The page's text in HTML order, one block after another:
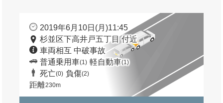
2019年6月10日(月)11:45
杉並区下高井戸五丁目 付近
車両相互 中破事故
普通乗用車(1) 軽自動車(1)
死亡(0) 負傷(2)
距離230m